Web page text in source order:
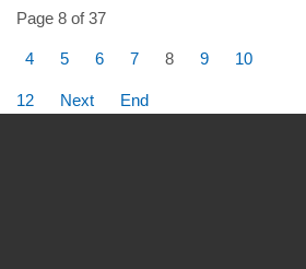
Page 8 of 37
4 5 6 7 8 9 10
12 Next End